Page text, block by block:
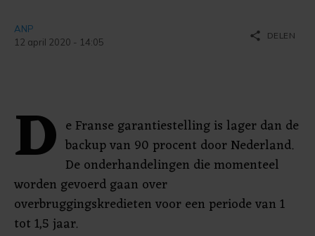
ANP
12 april 2020 - 14:05
share DELEN
D e Franse garantiestelling is lager dan de
backup van 90 procent door Nederland.
De onderhandelingen die momenteel
worden gevoerd gaan over
overbruggingskredieten voor een periode van 1
tot 1,5 jaar.